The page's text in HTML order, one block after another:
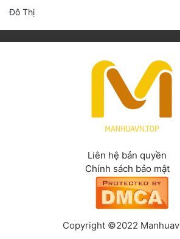
Đô Thị
Liên hệ bản quyền
Chính sách bảo mật
Copyright ©2022